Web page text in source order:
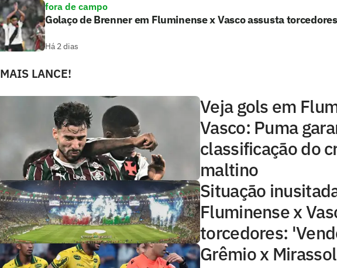
fora de campo
Golaço de Brenner em Fluminense x Vasco assusta
Há 2 dias
MAIS LANCE!
Veja gols em
Vasco: Puma
classificação do
maltino
Situação
Fluminense x
torcedores:
Grêmio x